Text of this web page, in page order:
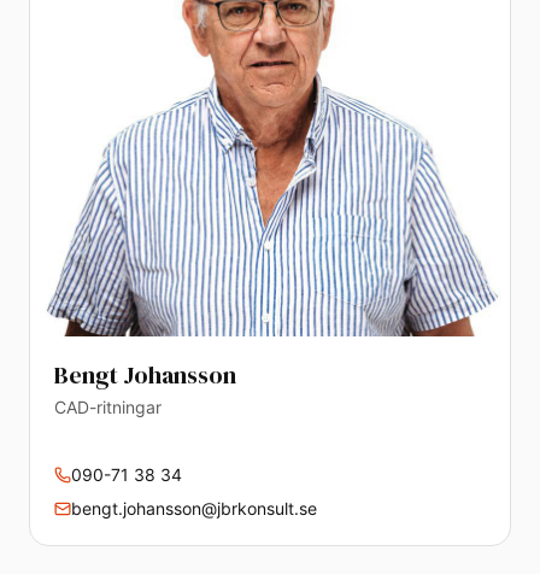
Bengt Johansson
CAD-ritningar
090-71 38 34
bengt.johansson@jbrkonsult.se